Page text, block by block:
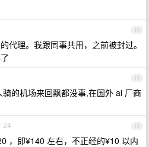
10
代理。我跟同事共用，之前被封过。
11
的机场来回飘都没事,在国外 ai 厂商
12
24
，即¥140 左右，不正经的¥10 以内